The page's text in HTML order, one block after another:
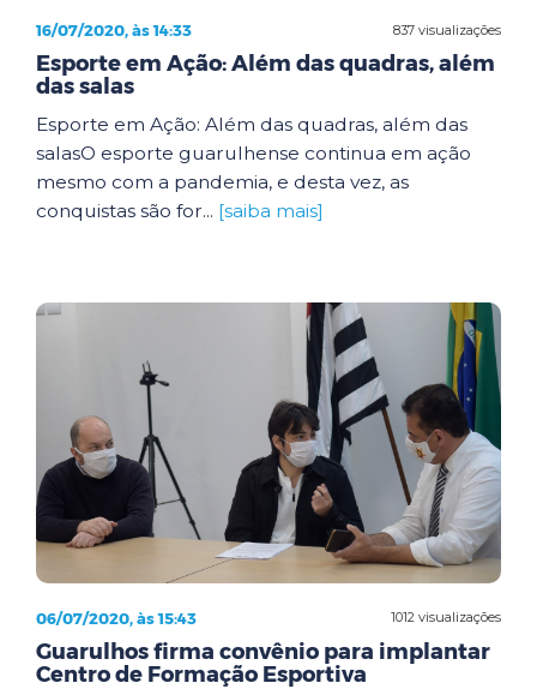
837 visualizações
16/07/2020, às 14:33
Esporte em Ação: Além das quadras, além
das salas
Esporte em Ação: Além das quadras, além das
salasO esporte guarulhense continua em ação
mesmo com a pandemia, e desta vez, as
conquistas são for... [saiba mais]
1012 visualizações
06/07/2020, às 15:43
Guarulhos firma convênio para implantar
Centro de Formação Esportiva